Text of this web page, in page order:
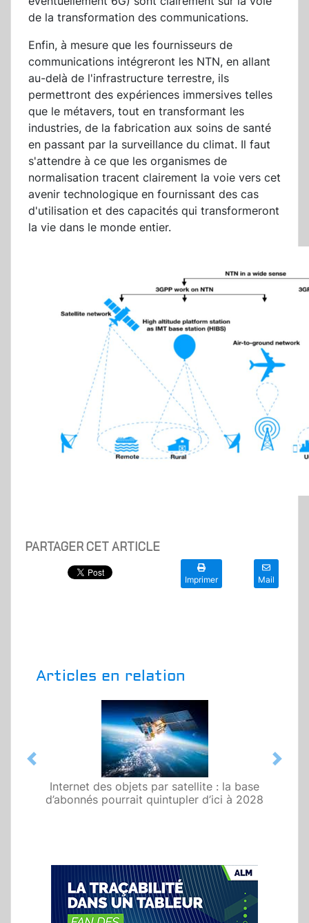
de la transformation des communications.
Enfin, à mesure que les fournisseurs de
communications intégreront les NTN, en allant
au-delà de l'infrastructure terrestre, ils
permettront des expériences immersives telles
que le métavers, tout en transformant les
industries, de la fabrication aux soins de santé
en passant par la surveillance du climat. Il faut
s'attendre à ce que les organismes de
normalisation tracent clairement la voie vers cet
avenir technologique en fournissant des cas
d'utilisation et des capacités qui transformeront
la vie dans le monde entier.
PARTAGER CET ARTICLE
Imprimer Mail
Articles en relation
Internet des objets par satellite : la base
d’abonnés pourrait quintupler d’ici à 2028
Previous Next